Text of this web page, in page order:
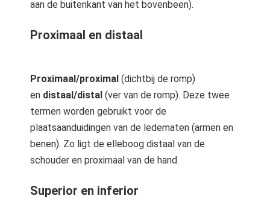
aan de buitenkant van het bovenbeen).
Proximaal en distaal
Proximaal/proximal (dichtbij de romp)
en distaal/distal (ver van de romp). Deze twee
termen worden gebruikt voor de
plaatsaanduidingen van de ledematen (armen en
benen). Zo ligt de elleboog distaal van de
schouder en proximaal van de hand.
Superior en inferior